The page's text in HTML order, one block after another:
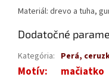
Materiál: drevo a tuha,
Dodatočné
Kategória: Perá,
Motív: mačiatko